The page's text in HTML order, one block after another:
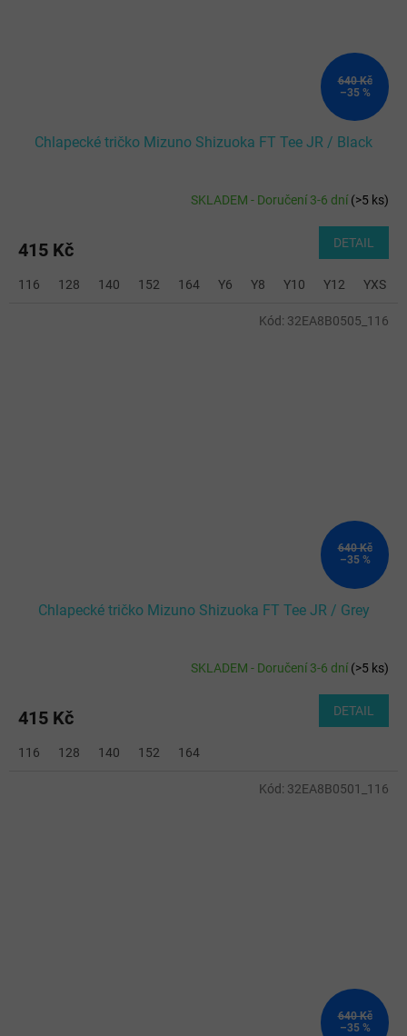
640 Kč
–35 %
Chlapecké tričko Mizuno Shizuoka FT Tee JR / Black
SKLADEM - Doručení 3-6 dní(>5 ks)
415 Kč DETAIL
116 128 140 152 164 Y6 Y8 Y10 Y12 YXS
640 Kč
–35 %
Chlapecké tričko Mizuno Shizuoka FT Tee JR / Grey
SKLADEM - Doručení 3-6 dní(>5 ks)
415 Kč DETAIL
116 128 140 152 164
Kód: 32EA8B0505_116
640 Kč
–35 %
Kód: 32EA8B0501_116